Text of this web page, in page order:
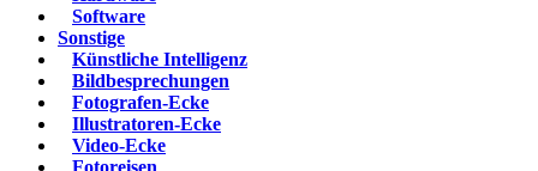
Software
Sonstige
Künstliche Intelligenz
Bildbesprechungen
Fotografen-Ecke
Illustratoren-Ecke
Video-Ecke
Fotoreisen